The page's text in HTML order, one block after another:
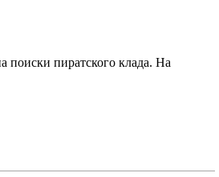
поиски пиратского клада. На